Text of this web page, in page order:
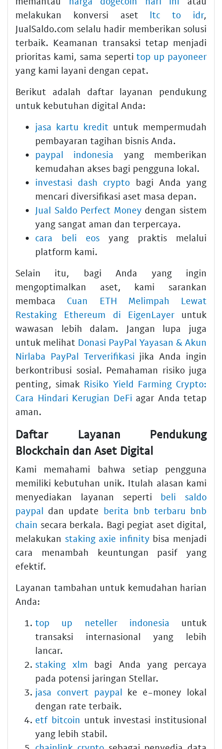
melakukan konversi aset ltc to idr,
JualSaldo.com selalu hadir memberikan solusi
terbaik. Keamanan transaksi tetap menjadi
prioritas kami, sama sepertitop up payoneer
yang kami layani dengan cepat.
Berikut adalah daftar layanan pendukung
untuk kebutuhan digital Anda:
jasa kartu kredit untuk mempermudah
pembayaran tagihan bisnis Anda.
paypal indonesia
yang memberikan
kemudahan akses bagi pengguna lokal.
investasi dash crypto bagi Anda yang
mencari diversifikasi aset masa depan.
Jual Saldo Perfect Money dengan sistem
yang sangat aman dan terpercaya.
cara beli eos yang praktis melalui
platform kami.
Selain itu, bagi Anda yang ingin
mengoptimalkan aset, kami sarankan
membaca Cuan ETH Melimpah Lewat
Restaking Ethereum di EigenLayeruntuk
wawasan lebih dalam. Jangan lupa juga
untuk melihat Donasi PayPal Yayasan & Akun
Nirlaba PayPal Terverifikasi jika Anda ingin
berkontribusi sosial. Pemahaman risiko juga
penting, simak Risiko Yield Farming Crypto:
Cara Hindari Kerugian DeFi agar Anda tetap
aman.
Daftar Layanan Pendukung
Blockchain dan Aset Digital
Kami memahami bahwa setiap pengguna
memiliki kebutuhan unik. Itulah alasan kami
menyediakan layanan seperti beli saldo
paypal dan update berita bnb terbaru bnb
chain secara berkala. Bagi pegiat aset digital,
melakukan staking axie infinity bisa menjadi
cara menambah keuntungan pasif yang
efektif.
Layanan tambahan untuk kemudahan harian
Anda:
top up neteller indonesia untuk
transaksi internasional yang lebih
lancar.
staking xlm bagi Anda yang percaya
pada potensi jaringan Stellar.
jasa convert paypal ke e-money lokal
dengan rate terbaik.
etf bitcoin untuk investasi institusional
yang lebih stabil.